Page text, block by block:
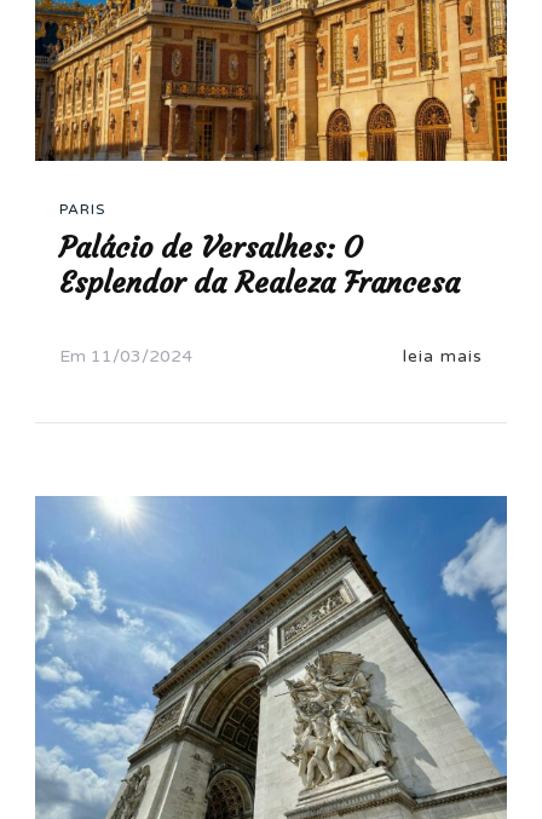
PARIS
Palácio de Versalhes: O
Esplendor da Realeza Francesa
Em 11/03/2024 leia mais